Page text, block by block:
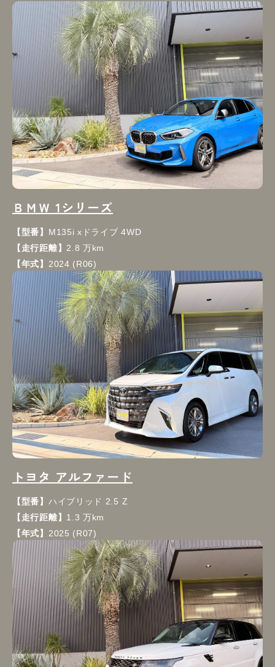
ＢＭＷ 1シリーズ
【型番】 M135i xドライブ 4WD
【走行距離】 2.8 万km
【年式】 2024 (R06)
トヨタ アルファード
【型番】 ハイブリッド 2.5 Z
【走行距離】 1.3 万km
【年式】 2025 (R07)